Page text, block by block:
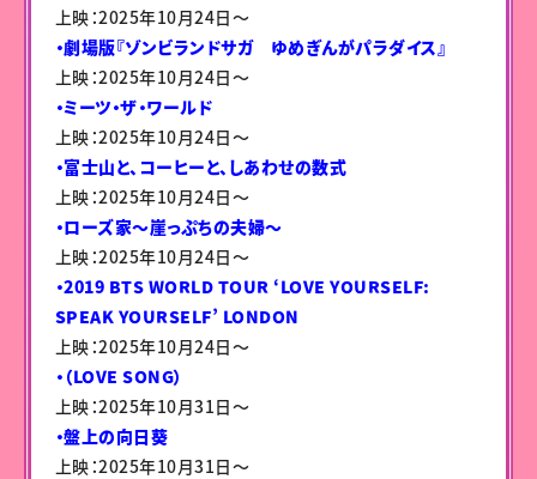
上映：2025年10月24日〜
・劇場版『ゾンビランドサガ ゆめぎんがパラダイス』
上映：2025年10月24日〜
・ミーツ・ザ・ワールド
上映：2025年10月24日〜
・富士山と、コーヒーと、しあわせの数式
上映：2025年10月24日〜
・ローズ家～崖っぷちの夫婦～
上映：2025年10月24日〜
・2019 BTS WORLD TOUR ‘LOVE YOURSELF:
SPEAK YOURSELF’ LONDON
上映：2025年10月24日〜
・（LOVE SONG）
上映：2025年10月31日〜
・盤上の向日葵
上映：2025年10月31日〜